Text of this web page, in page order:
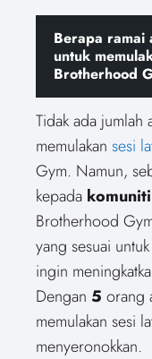
Berapa ramai
untuk
Brotherhood
Tidak ada jumlah
memulakan sesi
Gym. Namun,
kepada komuniti
Brotherhood
yang sesuai untuk
ingin
Dengan 5 orang
memulakan sesi
menyeronokkan.